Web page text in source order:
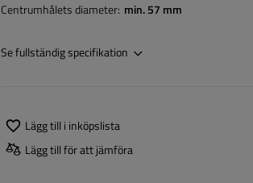
Centrumhålets diameter min. 57 mm
Se fullständig specifikation
Lägg till i inköpslista
Lägg till för att jämföra